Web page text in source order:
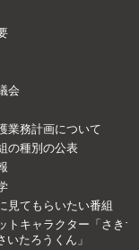
会
業務計画について
の種別の公表
見てもらいたい番組
トキャラクター「さきち
いたろうくん」